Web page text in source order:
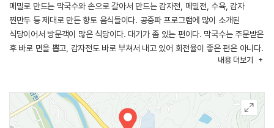
메밀로 만드는 막국수와 손으로 갈아서 만드는 감자전, 메밀전, 수육, 감자
찐만두 등 제대로 만든 향토 음식들이다. 공중파 프로그램에 많이 소개된
식당이어서 방문객이 많은 식당이다. 대기가 좀 있는 편이다. 막국수는 주문받은
후 바로 면을 뽑고, 감자전도 바로 부쳐서 내고 있어 회전율이 좋은 편은 아니다.
내용 더보기